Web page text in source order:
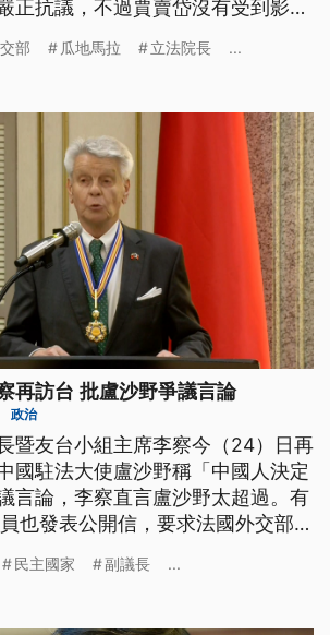
正抗議，不過賈賣岱沒有受到影
部 瓜地馬拉 立法院長 ...
再訪台 批盧沙野爭議言論
政治
暨友台小組主席李察今（24）日再
國駐法大使盧沙野稱「中國人決定
言論，李察直言盧沙野太超過。有
也發表公開信，要求法國外交部把
軍事嚇阻，民主嚇阻也很重要。
民主國家 副議長 ...